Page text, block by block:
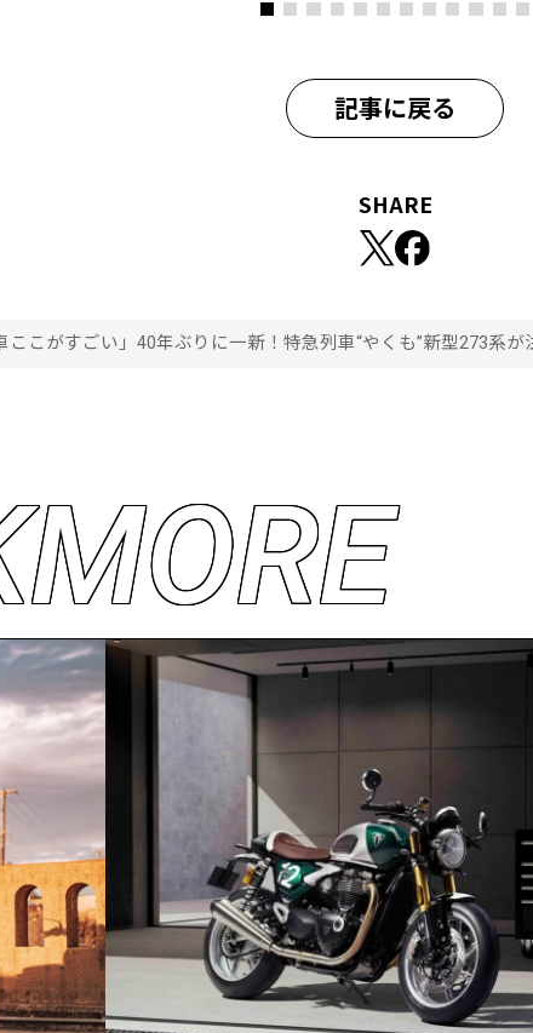
記事に戻る
SHARE
ここがすごい」40年ぶりに一新！特急列車“やくも”新型273系
MORE